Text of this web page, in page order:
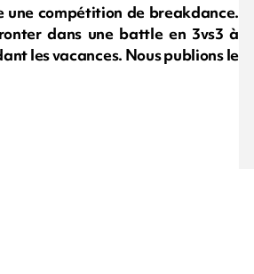
une compétition de breakdance.
dans une battle en 3vs3 à
les vacances. Nous publions le